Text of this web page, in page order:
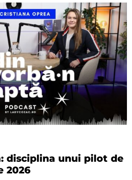
disciplina unui pilot de
2026